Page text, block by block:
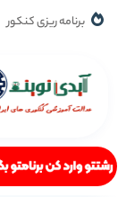
برنامه ریزی کنکور